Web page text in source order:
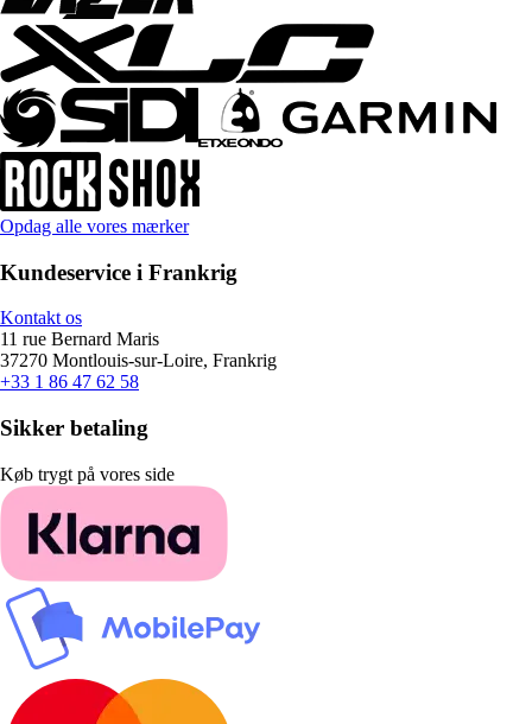
Opdag alle vores mærker
Kundeservice i Frankrig
Kontakt os
11 rue Bernard Maris
37270 Montlouis-sur-Loire, Frankrig
+33 1 86 47 62 58
Sikker betaling
Køb trygt på vores side